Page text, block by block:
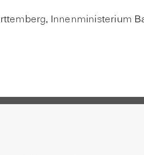
Innenministerium